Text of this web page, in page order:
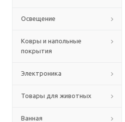
Освещение
Ковры и напольные
покрытия
Электроника
Товары для животных
Ванная